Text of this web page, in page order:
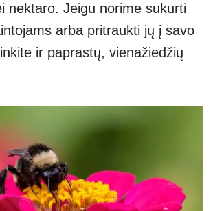
nektaro. Jeigu norime sukurti
arba pritraukti jų į savo
ir paprastų, vienažiedžių